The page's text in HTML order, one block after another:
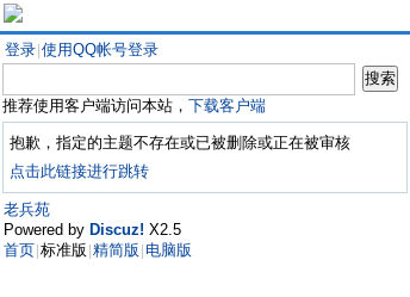
登录 使用QQ帐号登录
推荐使用客户端访问本站， 下载客户端
抱歉，指定的主题不存在或已被删除或正在被审核
点击此链接进行跳转
老兵苑
Powered by Discuz! X2.5
首页 标准版 精简版 电脑版